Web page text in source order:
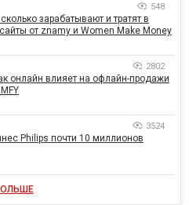
548
зарабатывают и тратят в
от znamy и Women Make Money
2802
онлайн влияет на офлайн-продажи
3524
Philips почти 10 миллионов